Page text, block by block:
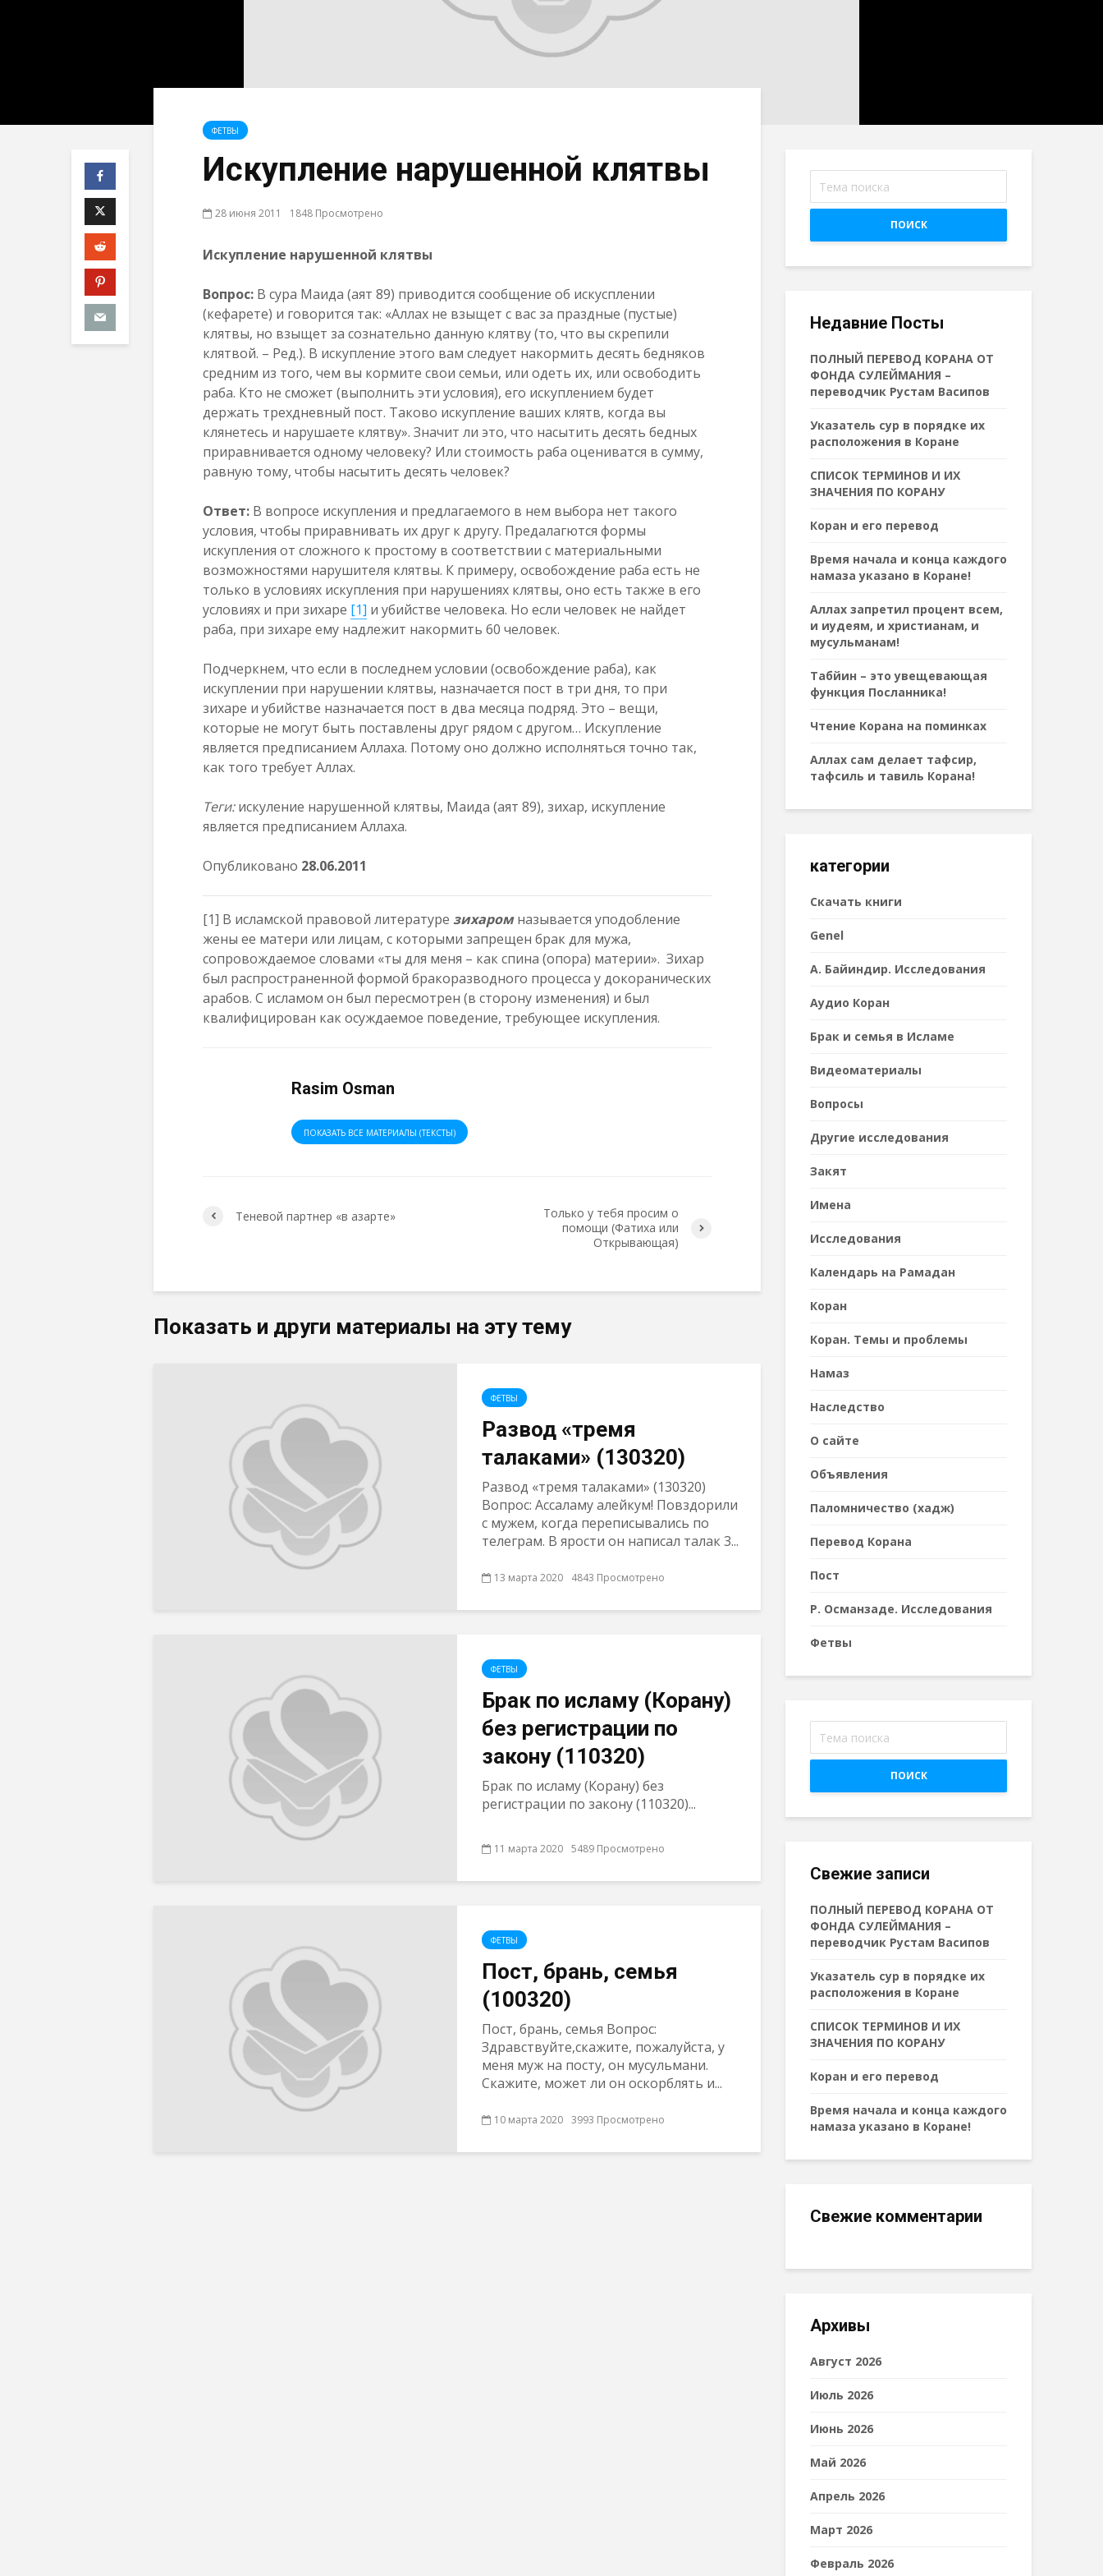
ФЕТВЫ
Искупление нарушенной клятвы
28 июня 2011 1848 Просмотрено
Искупление нарушенной клятвы
Вопрос: В сура Маида (аят 89) приводится сообщение об искусплении
(кефарете) и говорится так: «Аллах не взыщет с вас за праздные (пустые)
клятвы, но взыщет за сознательно данную клятву (то, что вы скрепили
клятвой. – Ред.). В искупление этого вам следует накормить десять бедняков
средним из того, чем вы кормите свои семьи, или одеть их, или освободить
раба. Кто не сможет (выполнить эти условия), его искуплением будет
держать трехдневный пост. Таково искупление ваших клятв, когда вы
клянетесь и нарушаете клятву». Значит ли это, что насытить десять бедных
приравнивается одному человеку? Или стоимость раба оцениватся в сумму,
равную тому, чтобы насытить десять человек?
Ответ: В вопросе искупления и предлагаемого в нем выбора нет такого
условия, чтобы приравнивать их друг к другу. Предалагются формы
искупления от сложного к простому в соответствии с материальными
возможностями нарушителя клятвы. К примеру, освобождение раба есть не
только в условиях искупления при нарушениях клятвы, оно есть также в его
условиях и при зихаре [1] и убийстве человека. Но если человек не найдет
раба, при зихаре ему надлежит накормить 60 человек.
Подчеркнем, что если в последнем условии (освобождение раба), как
искуплении при нарушении клятвы, назначается пост в три дня, то при
зихаре и убийстве назначается пост в два месяца подряд. Это – вещи,
которые не могут быть поставлены друг рядом с другом… Искупление
является предписанием Аллаха. Потому оно должно исполняться точно так,
как того требует Аллах.
Теги:искуление нарушенной клятвы, Маида (аят 89), зихар, искупление
является предписанием Аллаха.
Опубликовано 28.06.2011
[1] В исламской правовой литературе зихаромназывается уподобление
жены ее матери или лицам, с которыми запрещен брак для мужа,
сопровождаемое словами «ты для меня – как спина (опора) материи». Зихар
был распространенной формой бракоразводного процесса у докоранических
арабов. С исламом он был пересмотрен (в сторону изменения) и был
квалифицирован как осуждаемое поведение, требующее искупления.
Rasim Osman
ПОКАЗАТЬ ВСЕ МАТЕРИАЛЫ (ТЕКСТЫ)
Теневой партнер «в азарте»
Только у тебя просим о
помощи (Фатиха или
Открывающая)
Показать и други материалы на эту тему
ФЕТВЫ
Развод «тремя
талаками» (130320)
Развод «тремя талаками» (130320)
Вопрос: Ассаламу алейкум! Повздорили
с мужем, когда переписывались по
телеграм. В ярости он написал талак 3...
13 марта 2020 4843 Просмотрено
ФЕТВЫ
Брак по исламу (Корану)
без регистрации по
закону (110320)
Брак по исламу (Корану) без
регистрации по закону (110320)...
11 марта 2020 5489 Просмотрено
ФЕТВЫ
Пост, брань, семья
(100320)
Пост, брань, семья Вопрос:
Здравствуйте,скажите, пожалуйста, у
меня муж на посту, он мусульмани.
Скажите, может ли он оскорблять и...
10 марта 2020 3993 Просмотрено
ПОИСК
Недавние Посты
ПОЛНЫЙ ПЕРЕВОД КОРАНА ОТ
ФОНДА СУЛЕЙМАНИЯ –
переводчик Рустам Васипов
Указатель сур в порядке их
расположения в Коране
СПИСОК ТЕРМИНОВ И ИХ
ЗНАЧЕНИЯ ПО КОРАНУ
Коран и его перевод
Время начала и конца каждого
намаза указано в Коране!
Аллах запретил процент всем,
и иудеям, и христианам, и
мусульманам!
Табйин – это увещевающая
функция Посланника!
Чтение Корана на поминках
Аллах сам делает тафсир,
тафсиль и тавиль Корана!
категории
Cкачать книги
Genel
А. Байиндир. Исследования
Аудио Коран
Брак и семья в Исламе
Видеоматериалы
Вопросы
Другие исследования
Закят
Имена
Исследования
Календарь на Рамадан
Коран
Коран. Темы и проблемы
Намаз
Наследствo
О сайте
Объявления
Паломничество (хадж)
Перевод Корана
Пост
Р. Османзаде. Исследования
Фетвы
ПОИСК
Свежие записи
ПОЛНЫЙ ПЕРЕВОД КОРАНА ОТ
ФОНДА СУЛЕЙМАНИЯ –
переводчик Рустам Васипов
Указатель сур в порядке их
расположения в Коране
СПИСОК ТЕРМИНОВ И ИХ
ЗНАЧЕНИЯ ПО КОРАНУ
Коран и его перевод
Время начала и конца каждого
намаза указано в Коране!
Свежие комментарии
Архивы
Август 2026
Июль 2026
Июнь 2026
Май 2026
Апрель 2026
Март 2026
Февраль 2026